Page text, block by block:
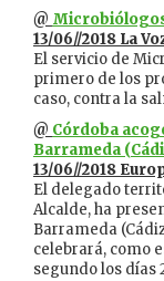
@
13/06//2018 La
El servicio de
primero de los
caso, contra la
@ Córdoba
Barrameda
13/06//2018
El delegado
Alcalde, ha
Barrameda
celebrará, como
segundo los días